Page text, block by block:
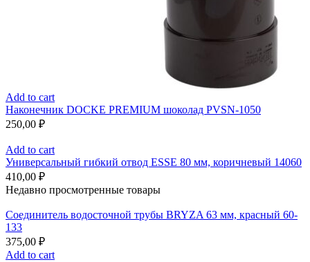
Add to cart
Наконечник DOCKE PREMIUM шоколад PVSN-1050
250,00 ₽
Add to cart
Универсальный гибкий отвод ESSE 80 мм, коричневый 14060
410,00 ₽
Недавно просмотренные товары
Соединитель водосточной трубы BRYZA 63 мм, краcный 60-
133
375,00 ₽
Add to cart